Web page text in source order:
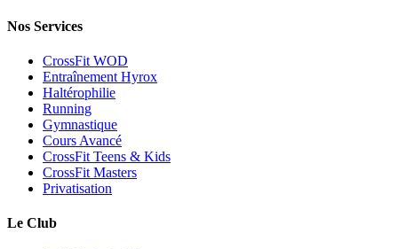
Nos Services
CrossFit WOD
Entraînement Hyrox
Haltérophilie
Running
Gymnastique
Cours Avancé
CrossFit Teens & Kids
CrossFit Masters
Privatisation
Le Club